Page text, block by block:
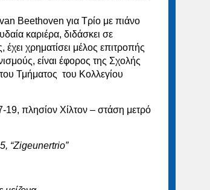
Beethoven για Τρίο με πιάνο
καριέρα, διδάσκει σε
έχει χρηματίσει μέλος επιτροπής
είναι έφορος της Σχολής
Τμήματος του Κολλεγίου
πλησίον Χίλτον – στάση μετρό
“Zigeunertrio”